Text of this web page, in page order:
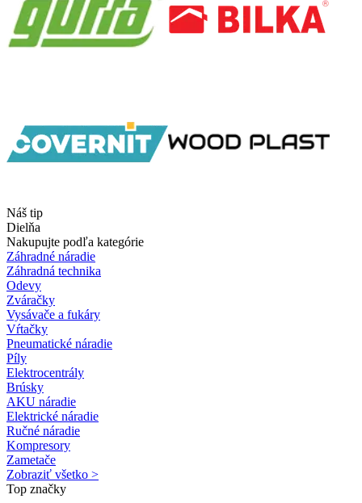
Náš tip
Dielňa
Nakupujte podľa kategórie
Záhradné náradie
Záhradná technika
Odevy
Zváračky
Vysávače a fukáry
Vŕtačky
Pneumatické náradie
Píly
Elektrocentrály
Brúsky
AKU náradie
Elektrické náradie
Ručné náradie
Kompresory
Zametače
Zobraziť všetko >
Top značky